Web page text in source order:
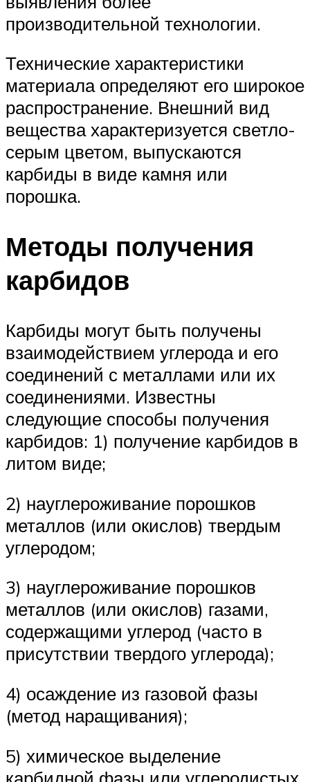
производительной технологии.
Технические характеристики
материала определяют его широкое
распространение. Внешний вид
вещества характеризуется светло-
серым цветом, выпускаются
карбиды в виде камня или
порошка.
Методы получения
карбидов
Карбиды могут быть получены
взаимодействием углерода и его
соединений с металлами или их
соединениями. Известны
следующие способы получения
карбидов: 1) получение карбидов в
литом виде;
2) науглероживание порошков
металлов (или окислов) твердым
углеродом;
3) науглероживание порошков
металлов (или окислов) газами,
содержащими углерод (часто в
присутствии твердого углерода);
4) осаждение из газовой фазы
(метод наращивания);
5) химическое выделение
карбидной фазы или углеродистых